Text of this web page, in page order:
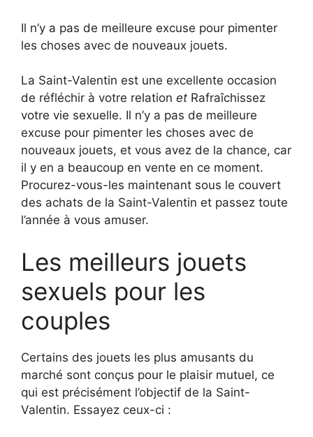
Il n’y a pas de meilleure excuse pour pimenter
les choses avec de nouveaux jouets.
La Saint-Valentin est une excellente occasion
de réfléchir à votre relation et Rafraîchissez
votre vie sexuelle. Il n’y a pas de meilleure
excuse pour pimenter les choses avec de
nouveaux jouets, et vous avez de la chance, car
il y en a beaucoup en vente en ce moment.
Procurez-vous-les maintenant sous le couvert
des achats de la Saint-Valentin et passez toute
l’année à vous amuser.
Les meilleurs jouets
sexuels pour les
couples
Certains des jouets les plus amusants du
marché sont conçus pour le plaisir mutuel, ce
qui est précisément l’objectif de la Saint-
Valentin. Essayez ceux-ci :